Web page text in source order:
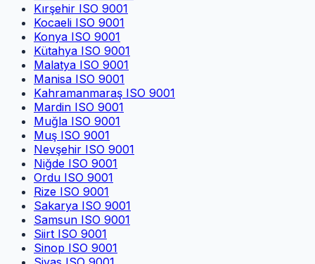
Kırşehir ISO 9001
Kocaeli ISO 9001
Konya ISO 9001
Kütahya ISO 9001
Malatya ISO 9001
Manisa ISO 9001
Kahramanmaraş ISO 9001
Mardin ISO 9001
Muğla ISO 9001
Muş ISO 9001
Nevşehir ISO 9001
Niğde ISO 9001
Ordu ISO 9001
Rize ISO 9001
Sakarya ISO 9001
Samsun ISO 9001
Siirt ISO 9001
Sinop ISO 9001